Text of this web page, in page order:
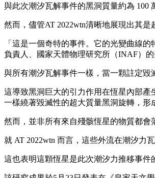
與此次潮汐瓦解事件的黑洞質量約為 100
然而，儘管AT 2022wtn清晰地展現出其
「這是一個奇特的事件。它的光變曲線
負責人、國家天體物理研究所（INAF）的
與所有潮汐瓦解事件一樣，當一顆註定毀
這導致黑洞巨大的引力作用在恆星內部
一樣繞著毀滅性的超大質量黑洞旋轉，形
然而，並非所有來自殘骸恆星的物質都會
就 AT 2022wtn 而言，這些外流在潮汐力
這也表明這顆恆星是此次潮汐力推移事件